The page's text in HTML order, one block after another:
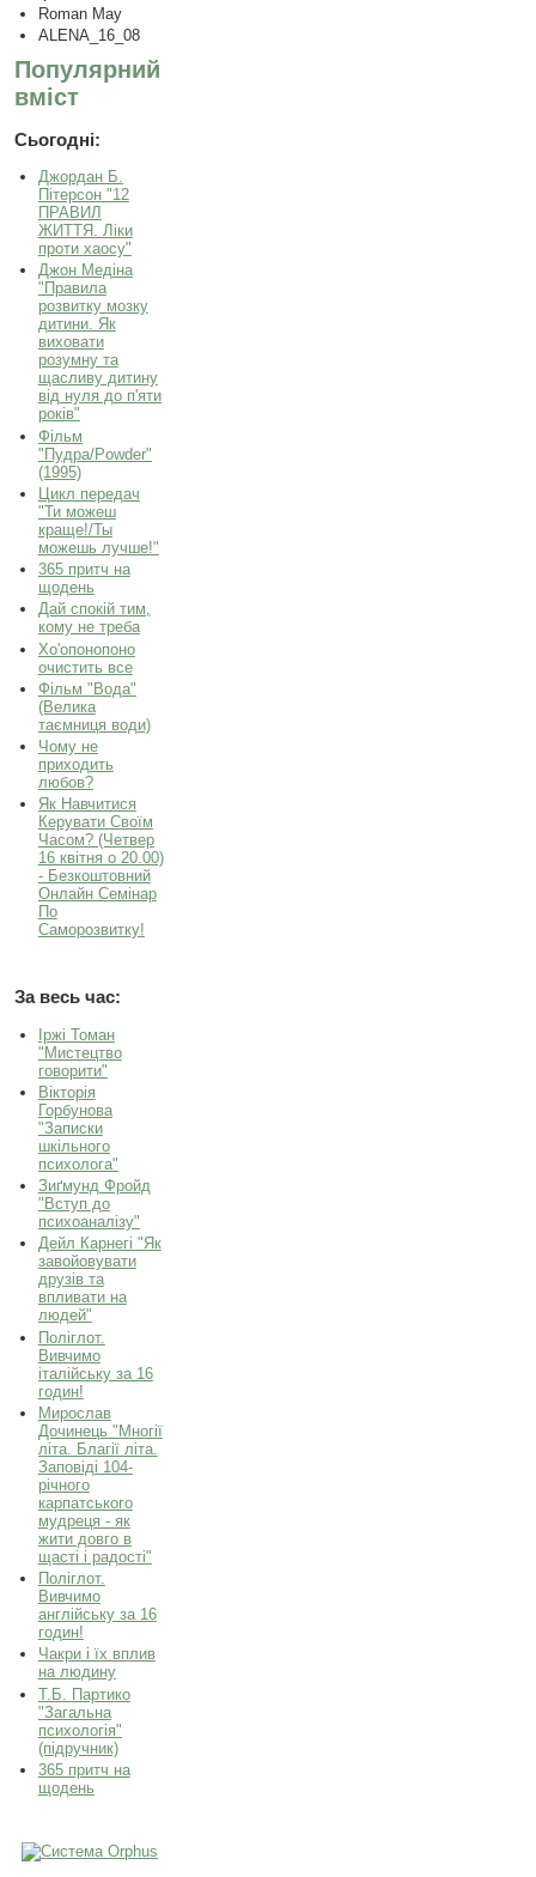
Roman May
ALENA_16_08
Популярний
вміст
Сьогодні:
Джордан Б.
Пітерсон "12
ПРАВИЛ
ЖИТТЯ. Ліки
проти хаосу"
Джон Медіна
"Правила
розвитку мозку
дитини. Як
виховати
розумну та
щасливу дитину
від нуля до п'яти
років"
Фільм
"Пудра/Powder"
(1995)
Цикл передач
"Ти можеш
краще!/Ты
можешь лучше!"
365 притч на
щодень
Дай спокій тим,
кому не треба
Хо'опонопоно
очистить все
Фільм "Вода"
(Велика
таємниця води)
Чому не
приходить
любов?
Як Навчитися
Керувати Своїм
Часом? (Четвер
16 квітня о 20.00)
- Безкоштовний
Онлайн Семінар
По
Саморозвитку!
За весь час:
Іржі Томан
"Мистецтво
говорити"
Вікторія
Горбунова
"Записки
шкільного
психолога"
Зиґмунд Фройд
"Вступ до
психоаналізу"
Дейл Карнегі "Як
завойовувати
друзів та
впливати на
людей"
Поліглот.
Вивчимо
італійську за 16
годин!
Мирослав
Дочинець "Многії
літа. Благії літа.
Заповіді 104-
річного
карпатського
мудреця - як
жити довго в
щасті і радості"
Поліглот.
Вивчимо
англійську за 16
годин!
Чакри і їх вплив
на людину
Т.Б. Партико
"Загальна
психологія"
(підручник)
365 притч на
щодень